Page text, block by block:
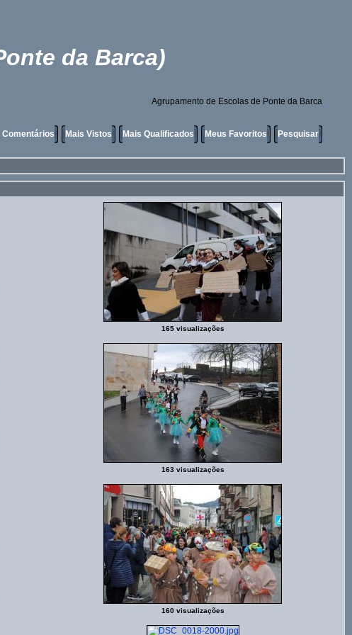
da Barca)
Agrupamento de Escolas de Ponte da Barca
Mais Vistos Mais Qualificados Meus Favoritos Pesquisar
165 visualizações
163 visualizações
160 visualizações